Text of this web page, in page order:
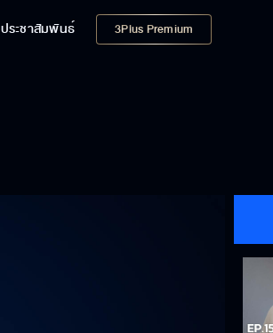
ประชาสัมพันธ์ 3Plus Premium